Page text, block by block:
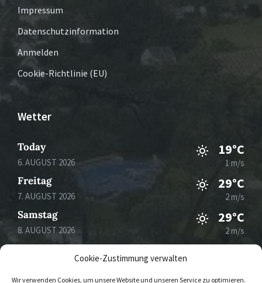
Cookie-Zustimmung verwalten
Wir verwenden Cookies, um unsere Website und unseren Service zu optimieren.
Impressum
Datenschutzinformation
Anmelden
Cookie-Richtlinie (EU)
Wetter
Today
6. AUGUST 2026
19°C
1 m/s
Freitag
7. AUGUST 2026
29°C
2 m/s
Samstag
8. AUGUST 2026
29°C
2 m/s
Sonntag